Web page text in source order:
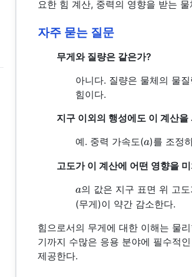
요한 힘 계산, 중력의 영향을 받는
자주 묻는 질문
무게와 질량은 같은가?
아니다. 질량은 물체의 물
힘이다.
지구 이외의 행성에도 이 계산을
예. 중력 가속도(a
a)를 조정
고도가 이 계산에 어떤 영향을
a
a의 값은 지구 표면 위 고
(무게)이 약간 감소한다.
힘으로서의 무게에 대한 이해는 물
기까지 수많은 응용 분야에 필수적
제공한다.